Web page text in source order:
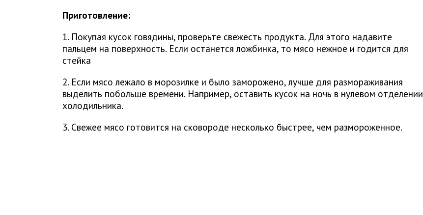
Приготовление:
1. Покупая кусок говядины, проверьте свежесть продукта. Для этого надавите
пальцем на поверхность. Если останется ложбинка, то мясо нежное и годится для
стейка
2. Если мясо лежало в морозилке и было заморожено, лучше для размораживания
выделить побольше времени. Например, оставить кусок на ночь в нулевом отделении
холодильника.
3. Свежее мясо готовится на сковороде несколько быстрее, чем размороженное.